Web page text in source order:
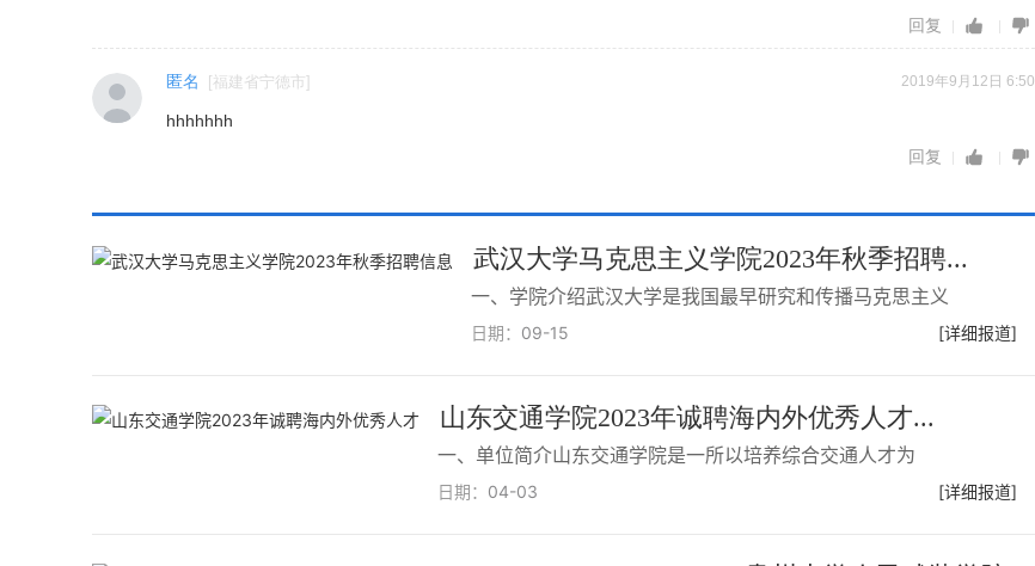
回复
2019年9月12日 6:50
匿名 [福建省宁德市]
hhhhhhh
回复
武汉大学马克思主义学院2023年秋季招聘...
一、学院介绍武汉大学是我国最早研究和传播马克思主义
[详细报道]
日期： 09-15
山东交通学院2023年诚聘海内外优秀人才...
一、单位简介山东交通学院是一所以培养综合交通人才为
[详细报道]
日期： 04-03